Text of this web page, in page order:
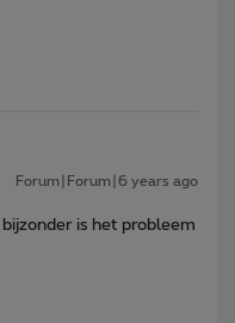
Forum|Forum|6 years ago
is het probleem